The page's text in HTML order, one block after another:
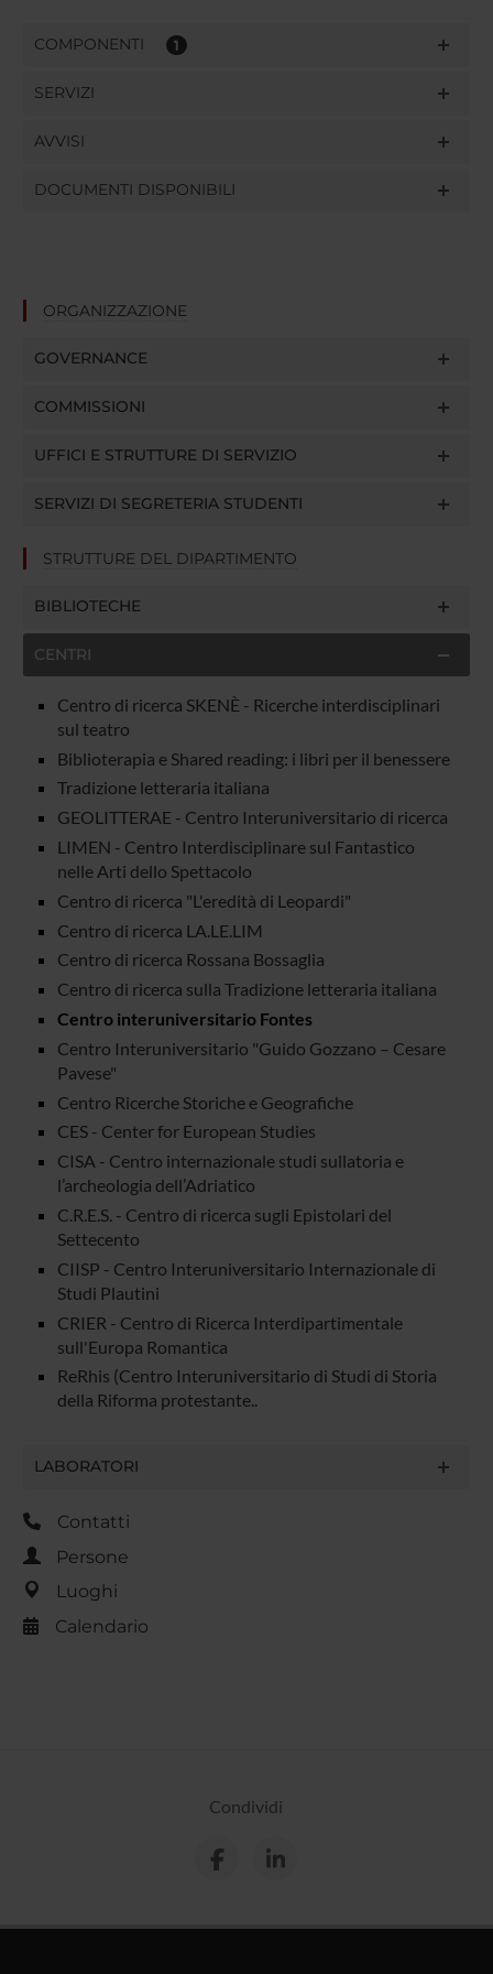
COMPONENTI 1
SERVIZI
AVVISI
DOCUMENTI DISPONIBILI
ORGANIZZAZIONE
GOVERNANCE
COMMISSIONI
UFFICI E STRUTTURE DI SERVIZIO
SERVIZI DI SEGRETERIA STUDENTI
STRUTTURE DEL DIPARTIMENTO
BIBLIOTECHE
CENTRI
Centro di ricerca SKENÈ - Ricerche interdisciplinari
sul teatro
Biblioterapia e Shared reading: i libri per il benessere
Tradizione letteraria italiana
GEOLITTERAE - Centro Interuniversitario di ricerca
LIMEN - Centro Interdisciplinare sul Fantastico
nelle Arti dello Spettacolo
Centro di ricerca "L'eredità di Leopardi"
Centro di ricerca LA.LE.LIM
Centro di ricerca Rossana Bossaglia
Centro di ricerca sulla Tradizione letteraria italiana
Centro interuniversitario Fontes
Centro Interuniversitario "Guido Gozzano – Cesare
Pavese"
Centro Ricerche Storiche e Geografiche
CES - Center for European Studies
CISA - Centro internazionale studi sullatoria e
l’archeologia dell’Adriatico
C.R.E.S. - Centro di ricerca sugli Epistolari del
Settecento
CIISP - Centro Interuniversitario Internazionale di
Studi Plautini
CRIER - Centro di Ricerca Interdipartimentale
sull'Europa Romantica
ReRhis (Centro Interuniversitario di Studi di Storia
della Riforma protestante..
LABORATORI
Contatti
Persone
Luoghi
Calendario
Condividi